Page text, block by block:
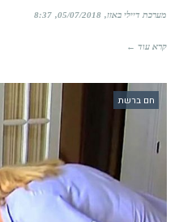
מערכת דיילי באזז 05/07/2018
8:37
קרא עוד ←
חם ברשת